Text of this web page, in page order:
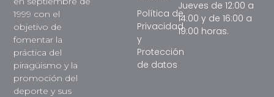
1999 con el
objetivo de
fomentar la
práctica del
piragüismo y la
promoción del
deporte y sus
Política de
Privacidad
y
Protección
de datos
Jueves de 12:00 a
14:00 y de 16:00 a
19:00 horas.